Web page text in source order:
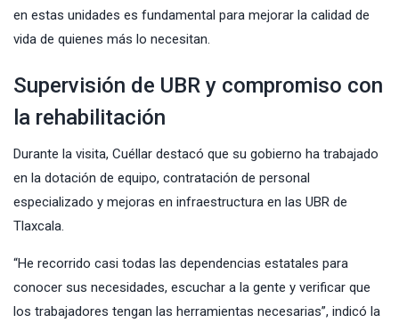
en estas unidades es fundamental para mejorar la calidad de
vida de quienes más lo necesitan.
Supervisión de UBR y compromiso con
la rehabilitación
Durante la visita, Cuéllar destacó que su gobierno ha trabajado
en la dotación de equipo, contratación de personal
especializado y mejoras en infraestructura en las UBR de
Tlaxcala.
“He recorrido casi todas las dependencias estatales para
conocer sus necesidades, escuchar a la gente y verificar que
los trabajadores tengan las herramientas necesarias”, indicó la